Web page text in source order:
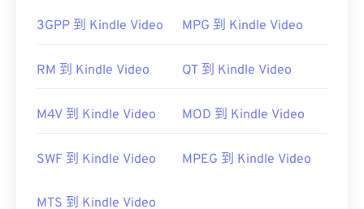
3GPP 到 Kindle Video MPG 到 Kindle Video
RM 到 Kindle Video QT 到 Kindle Video
M4V 到 Kindle Video MOD 到 Kindle Video
SWF 到 Kindle Video MPEG 到 Kindle Video
MTS 到 Kindle Video